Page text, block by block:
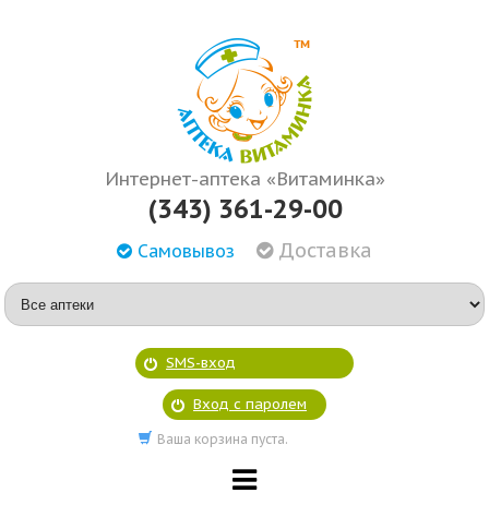
Интернет-аптека «Витаминка»
(343) 361-29-00
Самовывоз Доставка
SMS-вход
Вход с паролем
Ваша корзина пуста.